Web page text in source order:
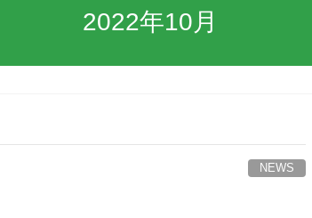
佐渡市バスツアー 申込受付開始！！
2022年10月
NEWS